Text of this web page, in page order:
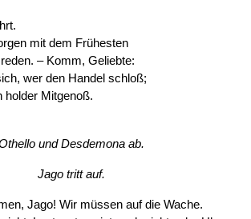
mit dem Frühesten
– Komm, Geliebte:
wer den Handel schloß;
holder Mitgenoß.
und Desdemona ab.
Jago tritt auf.
Jago! Wir müssen auf die Wache.